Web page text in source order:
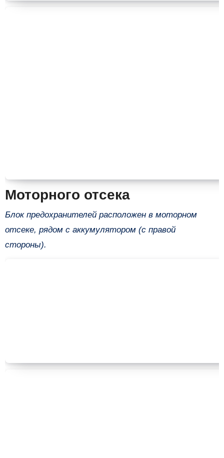
Моторного отсека
Блок предохранителей расположен в моторном
отсеке, рядом с аккумулятором (с правой
стороны).